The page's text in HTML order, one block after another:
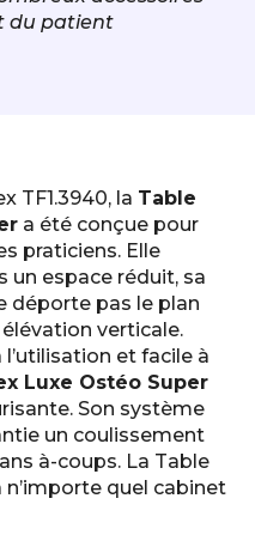
du patient
TF1.3940, la Table
a été conçue pour
praticiens. Elle
un espace réduit, sa
déporte pas le plan
verticale.
et facile à
Luxe Ostéo Super
Son système
un coulissement
à-coups. La Table
n’importe quel cabinet